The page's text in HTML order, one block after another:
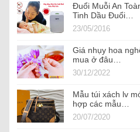
Đuổi Muỗi An
Tinh Dầu Đuổi…
23/05/2016
Giá nhụy hoa
mua ở đâu…
30/12/2022
Mẫu túi xách lv
hợp các mẫu…
20/07/2020